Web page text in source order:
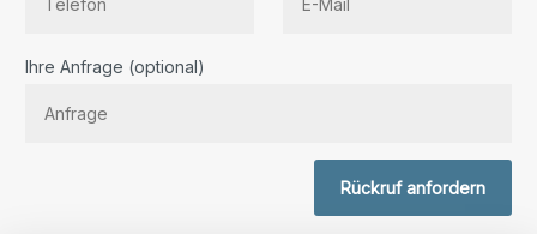
Ihre Anfrage (optional)
Rückruf anfordern